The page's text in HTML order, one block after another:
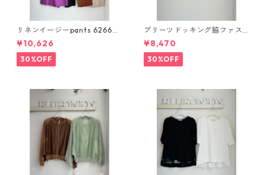
リネンイージーpants 62660
4 passione
¥10,626
30%OFF
プリーツドッキング脇ファス
ナーpullover 613983 uncarn
et 2604-017
¥8,470
30%OFF